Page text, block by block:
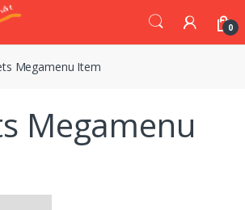
0
Megamenu Item
Megamenu